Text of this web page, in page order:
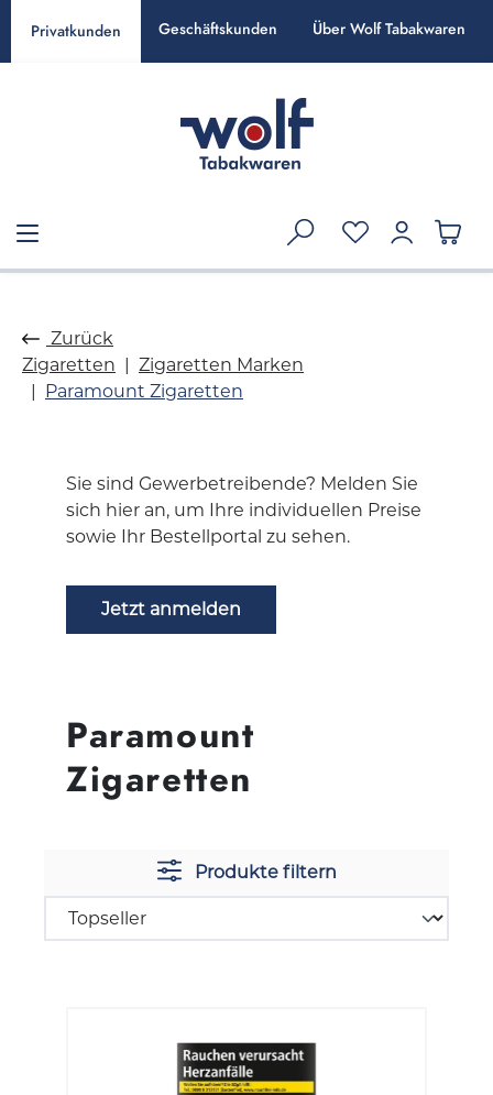
springen
Privatkunden Geschäftskunden Über Wolf Tabakwaren
Zurück
Zigaretten
Zigaretten Marken
Paramount Zigaretten
Paramount
Zigaretten
Sie sind Gewerbetreibende? Melden Sie
sich hier an, um Ihre individuellen Preise
sowie Ihr Bestellportal zu sehen.
Jetzt anmelden
Produkte filtern